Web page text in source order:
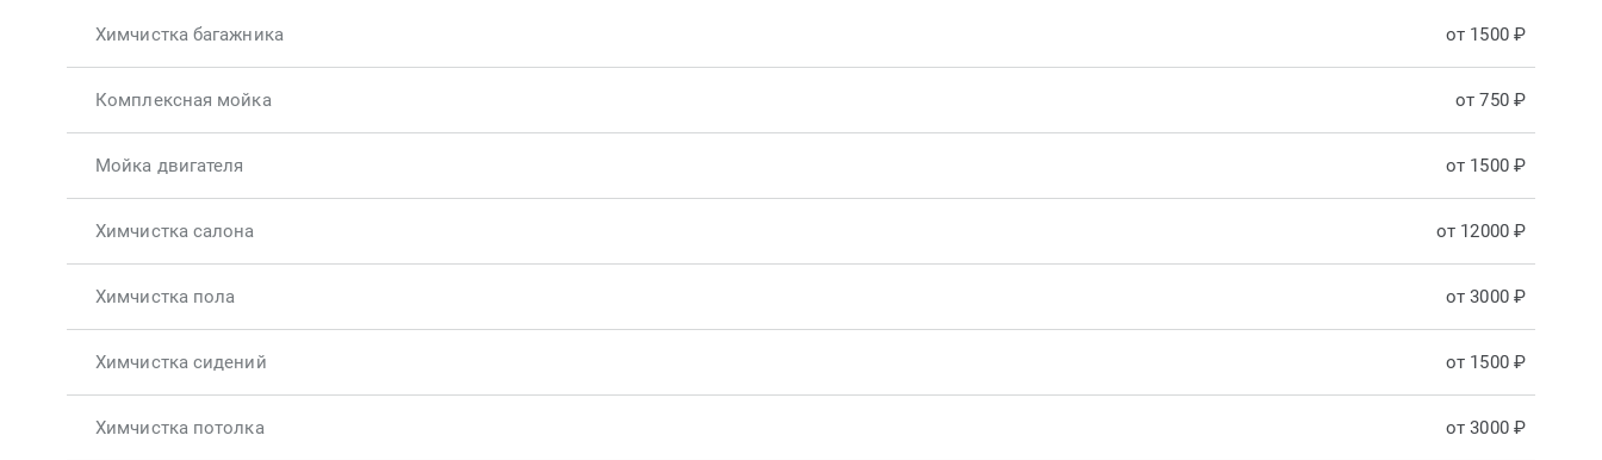
Химчистка багажника от 1500 ₽
Комплексная мойка от 750 ₽
Мойка двигателя от 1500 ₽
Химчистка салона от 12000 ₽
Химчистка пола от 3000 ₽
Химчистка сидений от 1500 ₽
Химчистка потолка от 3000 ₽